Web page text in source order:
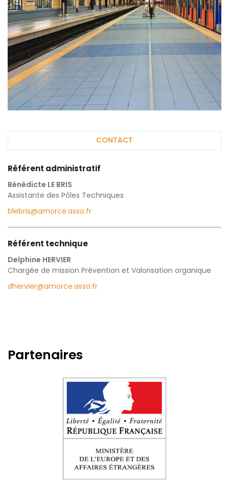
CONTACT
Référent administratif
Bénédicte LE BRIS
Assistante des Pôles Techniques
blebris@amorce.asso.fr
Référent technique
Delphine HERVIER
Chargée de mission Prévention et Valorisation organique
dhervier@amorce.asso.fr
Partenaires